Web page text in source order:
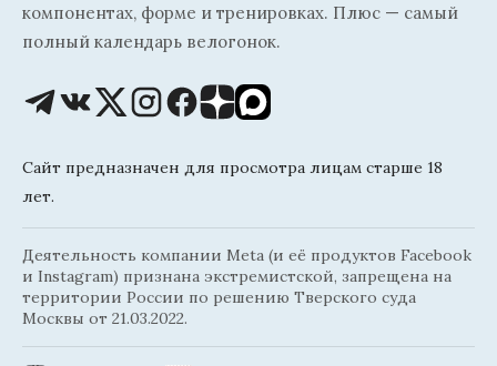
компонентах, форме и тренировках. Плюс — самый
полный календарь велогонок.
Сайт предназначен для просмотра лицам старше 18
лет.
Деятельность компании Meta (и её продуктов Facebook
и Instagram) признана экстремистской, запрещена на
территории России по решению Тверского суда
Москвы от 21.03.2022.